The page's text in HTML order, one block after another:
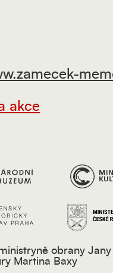
akce
obrany
Martina Baxy